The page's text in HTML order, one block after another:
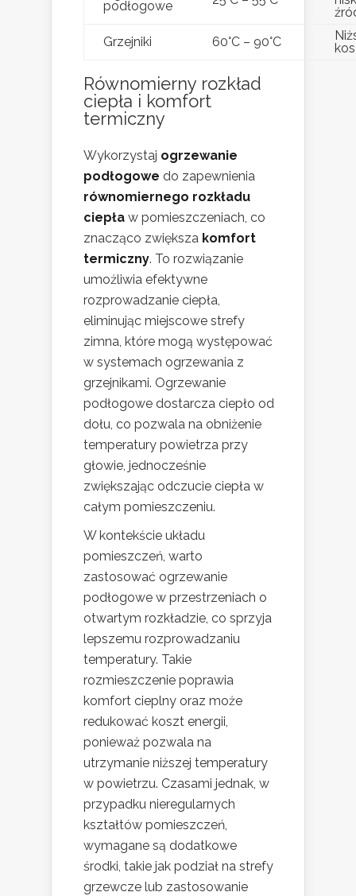
podłogowe
Grzejniki
60°C – 90°C
Równomierny rozkład
ciepła i komfort
termiczny
Wykorzystaj ogrzewanie
podłogowe do zapewnienia
równomiernego rozkładu
ciepła w pomieszczeniach, co
znacząco zwiększa komfort
termiczny. To rozwiązanie
umożliwia efektywne
rozprowadzanie ciepła,
eliminując miejscowe strefy
zimna, które mogą występować
w systemach ogrzewania z
grzejnikami. Ogrzewanie
podłogowe dostarcza ciepło od
dołu, co pozwala na obniżenie
temperatury powietrza przy
głowie, jednocześnie
zwiększając odczucie ciepła w
całym pomieszczeniu.
W kontekście układu
pomieszczeń, warto
zastosować ogrzewanie
podłogowe w przestrzeniach o
otwartym rozkładzie, co sprzyja
lepszemu rozprowadzaniu
temperatury. Takie
rozmieszczenie poprawia
komfort cieplny oraz może
redukować koszt energii,
ponieważ pozwala na
utrzymanie niższej temperatury
w powietrzu. Czasami jednak, w
przypadku nieregularnych
kształtów pomieszczeń,
wymagane są dodatkowe
środki, takie jak podział na strefy
grzewcze lub zastosowanie